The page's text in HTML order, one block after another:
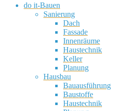
do it-Bauen
Sanierung
Dach
Fassade
Innenräume
Haustechnik
Keller
Planung
Hausbau
Bauausführung
Baustoffe
Haustechnik